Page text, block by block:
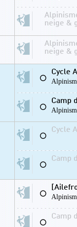
neige &
neige &
⚪
Cycle
⚪
Camp
⚪
Cycle
⚪
Camp
⚪
⚪
Camp